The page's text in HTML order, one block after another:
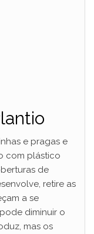
e pragas e
com plástico
de
retire as
a se
diminuir o
mas os